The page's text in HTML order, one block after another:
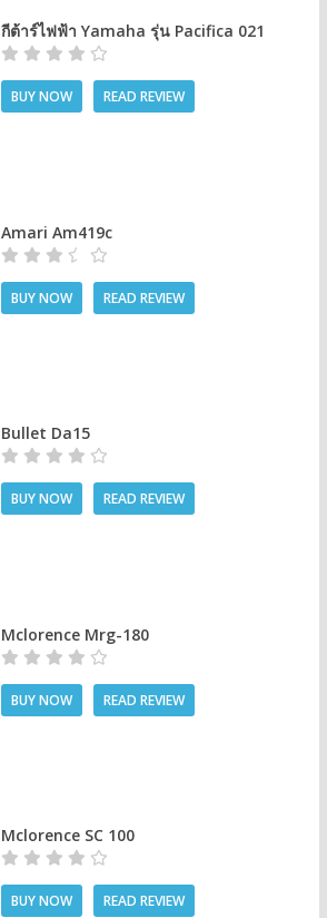
กีต้าร์ไฟฟ้า Yamaha รุ่น Pacifica 021
BUY NOW READ REVIEW
Amari Am419c
BUY NOW READ REVIEW
Bullet Da15
BUY NOW READ REVIEW
Mclorence Mrg-180
BUY NOW READ REVIEW
Mclorence SC 100
BUY NOW READ REVIEW